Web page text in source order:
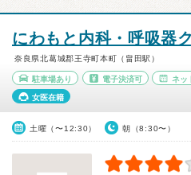
にわもと内科・呼吸器
奈良県北葛城郡王寺町本町（畠田駅）
駐車場あり 電子決済可 ネッ
女医在籍
土曜（〜12:30） 朝（8:30〜）